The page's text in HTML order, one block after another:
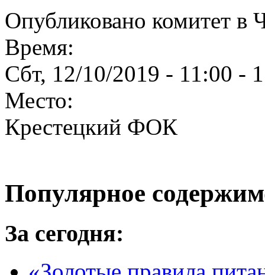
Опубликовано комитет в
Время:
Сбт, 12/10/2019 - 11:00 -
Место:
Крестецкий ФОК
Популярное
За сегодня: